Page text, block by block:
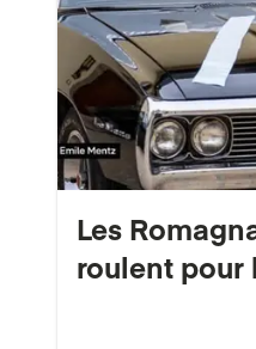
Les
roulent pour